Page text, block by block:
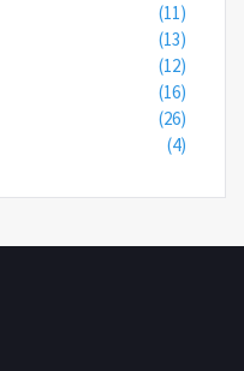
(11)
(13)
(12)
(16)
(26)
(4)